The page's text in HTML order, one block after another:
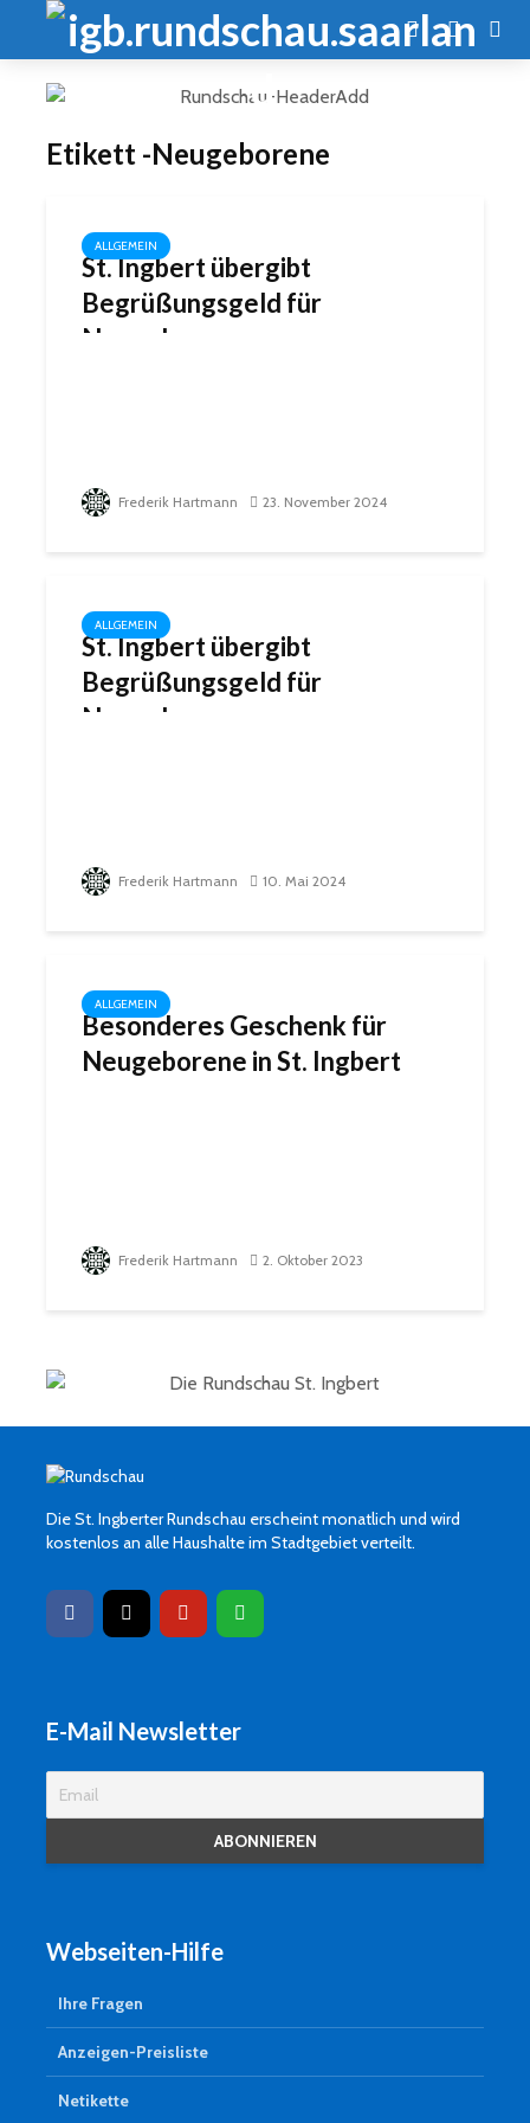
Etikett -Neugeborene
ALLGEMEIN
St. Ingbert übergibt
Begrüßungsgeld für
Neugeborene
Frederik Hartmann 23. November 2024
ALLGEMEIN
St. Ingbert übergibt
Begrüßungsgeld für
Neugeborene
Frederik Hartmann 10. Mai 2024
ALLGEMEIN
Besonderes Geschenk für
Neugeborene in St. Ingbert
Frederik Hartmann 2. Oktober 2023
Die St. Ingberter Rundschau erscheint monatlich und wird
kostenlos an alle Haushalte im Stadtgebiet verteilt.
E-Mail Newsletter
Webseiten-Hilfe
Ihre Fragen
Anzeigen-Preisliste
Netikette